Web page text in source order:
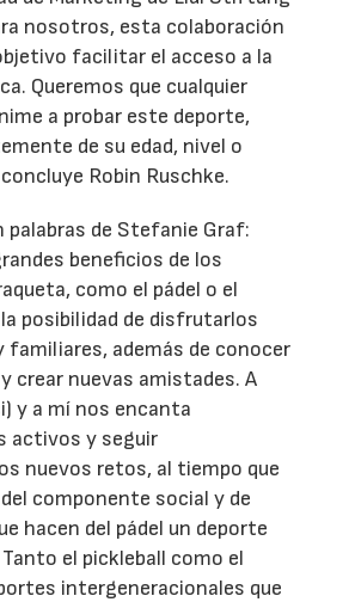
nosotros, esta colaboración
facilitar el acceso a la
Queremos que cualquier
a probar este deporte,
de su edad, nivel o
Robin Ruschke.
palabras de Stefanie Graf:
beneficios de los
como el pádel o el
posibilidad de disfrutarlos
familiares, además de conocer
crear nuevas amistades. A
y a mí nos encanta
activos y seguir
nuevos retos, al tiempo que
componente social y de
hacen del pádel un deporte
el pickleball como el
intergeneracionales que